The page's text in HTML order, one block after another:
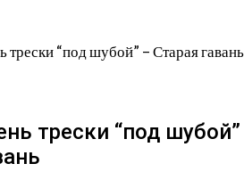
трески “под шубой” – Старая гавань
трески “под шубой”